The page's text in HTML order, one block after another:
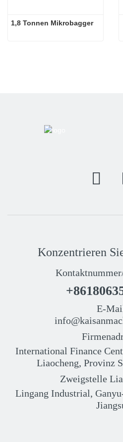
1,8 Tonnen Mikrobagger
Konzentrieren
E-
International Finance
Liaocheng, Provinz
Zweigstelle
Lingang Industrial,